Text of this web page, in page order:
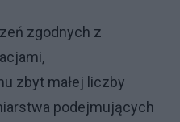
zgodnych z
zbyt małej liczby
podejmujących